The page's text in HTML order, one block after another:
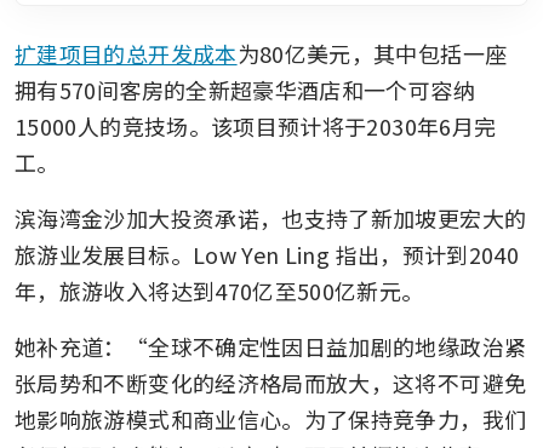
扩建项目的总开发成本为80亿美元，其中包括一座
拥有570间客房的全新超豪华酒店和一个可容纳
15000人的竞技场。该项目预计将于2030年6月完
工。
滨海湾金沙加大投资承诺，也支持了新加坡更宏大的
旅游业发展目标。Low Yen Ling 指出，预计到2040
年，旅游收入将达到470亿至500亿新元。
她补充道：“全球不确定性因日益加剧的地缘政治紧
张局势和不断变化的经济格局而放大，这将不可避免
地影响旅游模式和商业信心。为了保持竞争力，我们